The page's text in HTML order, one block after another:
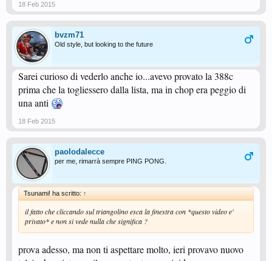
18 Feb 2015
bvzm71
Old style, but looking to the future
Sarei curioso di vederlo anche io...avevo provato la 388c
prima che la togliessero dalla lista, ma in chop era peggio di
una anti
18 Feb 2015
paolodalecce
per me, rimarrà sempre PING PONG.
Tsunami! ha scritto: ↑
il fatto che cliccando sul triangolino esca la finestra con *questo video e'
privato* e non si vede nulla che significa ?
prova adesso, ma non ti aspettare molto, ieri provavo nuovo